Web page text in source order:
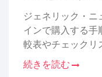
ジェネリック・ニ
インで購入する手
較表やチェックリ
続きを読む